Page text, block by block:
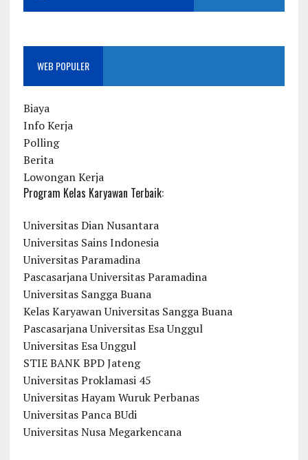
WEB POPULER
Biaya
Info Kerja
Polling
Berita
Lowongan Kerja
Program Kelas Karyawan Terbaik:
Universitas Dian Nusantara
Universitas Sains Indonesia
Universitas Paramadina
Pascasarjana Universitas Paramadina
Universitas Sangga Buana
Kelas Karyawan Universitas Sangga Buana
Pascasarjana Universitas Esa Unggul
Universitas Esa Unggul
STIE BANK BPD Jateng
Universitas Proklamasi 45
Universitas Hayam Wuruk Perbanas
Universitas Panca BUdi
Universitas Nusa Megarkencana